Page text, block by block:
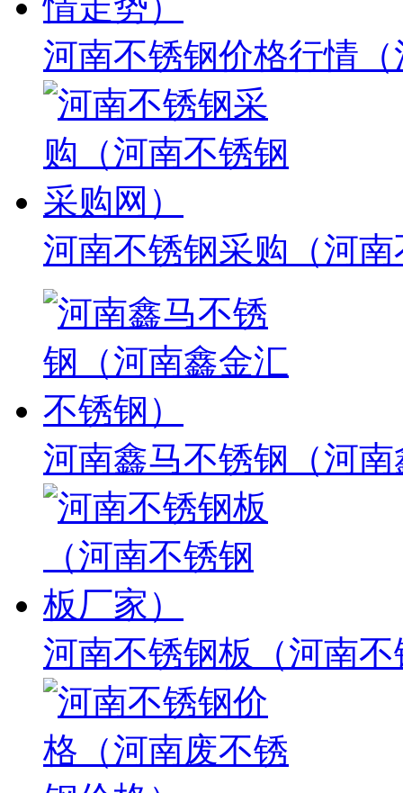
河南不锈钢价格行情
河南不锈钢采购（河
河南鑫马不锈钢（河
河南不锈钢板（河南